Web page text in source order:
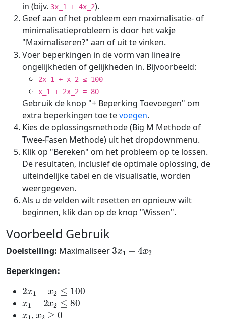
in (bijv. 3x_1 + 4x_2).
Geef aan of het probleem een maximalisatie- of
minimalisatieprobleem is door het vakje
"Maximaliseren?" aan of uit te vinken.
Voer beperkingen in de vorm van lineaire
ongelijkheden of gelijkheden in. Bijvoorbeeld:
2x_1 + x_2 ≤ 100
x_1 + 2x_2 = 80
Gebruik de knop "+ Beperking Toevoegen" om
extra beperkingen toe tevoegen.
Kies de oplossingsmethode (Big M Methode of
Twee-Fasen Methode) uit het dropdownmenu.
Klik op "Bereken" om het probleem op te lossen.
De resultaten, inclusief de optimale oplossing, de
uiteindelijke tabel en de visualisatie, worden
weergegeven.
Als u de velden wilt resetten en opnieuw wilt
beginnen, klik dan op de knop "Wissen".
Voorbeeld Gebruik
Doelstelling: Maximaliseer
Beperkingen:
x1+ 2x2≤80
x1 ,x 2≥0